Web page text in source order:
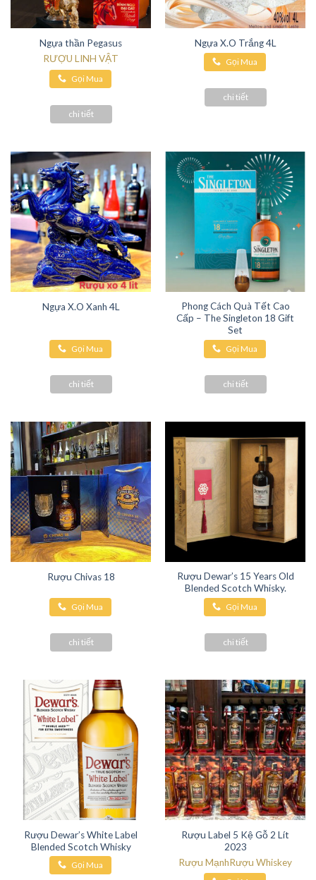
Ngựa thần Pegasus
RƯỢU LINH VẬT
Gọi Mua
chi tiết
Ngựa X.O Trắng 4L
Gọi Mua
chi tiết
Ngựa X.O Xanh 4L
Gọi Mua
chi tiết
Phong Cách Quà Tết Cao
Cấp – The Singleton 18 Gift
Set
Gọi Mua
chi tiết
Rượu Chivas 18
Gọi Mua
chi tiết
Rượu Dewar’s 15 Years Old
Blended Scotch Whisky.
Gọi Mua
chi tiết
Rượu Dewar’s White Label
Blended Scotch Whisky
Gọi Mua
Rượu Label 5 Kệ Gỗ 2 Lít
2023
Rượu MạnhRượu Whiskey